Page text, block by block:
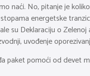
naći. No, pitanje je
energetske
su Deklaraciju o
uvođenje
paket pomoći od devet